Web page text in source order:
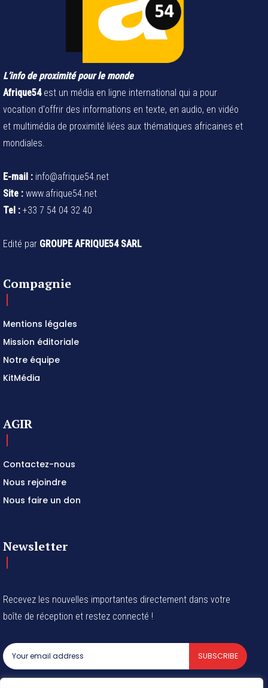
L’info de proximité pour le monde
Afrique54est un média en ligne international qui a pour
vocation d'offrir des informations en texte, en audio, en vidéo
et multimédia de proximité liées aux thématiques africaines et
mondiales.
E-mail : info@afrique54.net
Site : www.afrique54.net
Tel : +33 7 54 04 32 40
Edité par GROUPE AFRIQUE54 SARL
Compagnie
Mentions légales
Mission éditoriale
Notre équipe
KitMédia
AGIR
Contactez-nous
Nous rejoindre
Nous faire un don
Newsletter
Recevez les nouvelles importantes directement dans votre
boîte de réception et restez connecté !
SUBSCRIBE